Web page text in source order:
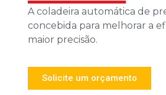
A coladeira automática de
concebida para melhorar a
maior precisão.
Solicite um orçamento